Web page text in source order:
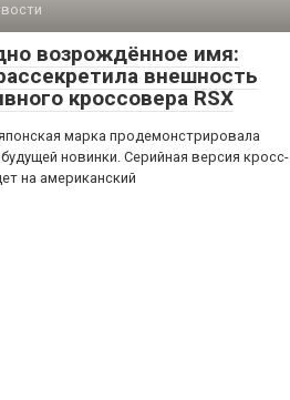
возрождённое имя:
внешность
кроссовера RSX
марка продемонстрировала
новинки. Серийная версия кросс-
на американский